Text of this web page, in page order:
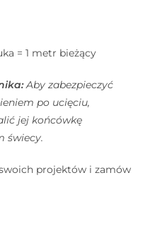
= 1 metr bieżący
Aby zabezpieczyć
po ucięciu,
jej końcówkę
świecy.
projektów i zamów